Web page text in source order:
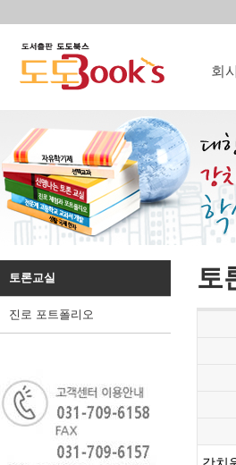
회
토론교실
진로 포트폴리오
토